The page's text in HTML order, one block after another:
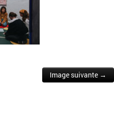
Image suivante →